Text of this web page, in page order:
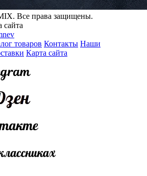
Все права защищены.
сайта
товаров Контакты Наши
Карта сайта